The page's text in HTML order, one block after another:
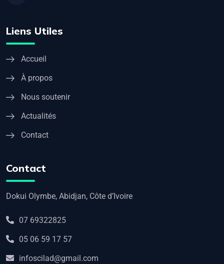
Liens Utiles
Accueil
À propos
Nous soutenir
Actualités
Contact
Contact
Dokui Olymbe, Abidjan, Côte d’Ivoire
07 69322825
05 06 59 17 57
infoscilad@gmail.com